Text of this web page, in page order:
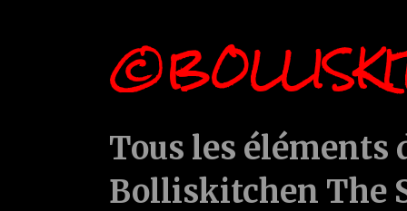
Tous les
Bolliskitchen The